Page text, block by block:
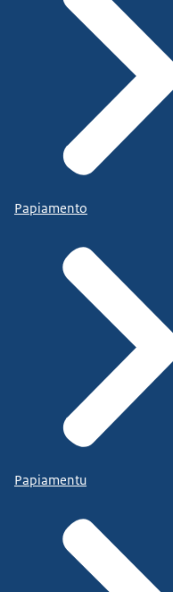
Papiamento
Papiamentu